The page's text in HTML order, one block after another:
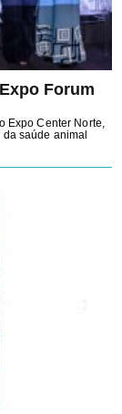
Forum
Expo Center Norte,
saúde animal